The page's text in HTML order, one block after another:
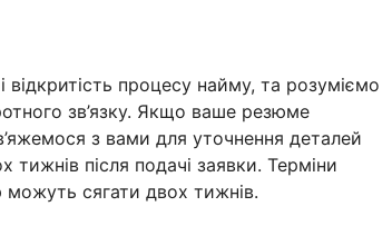
процесу найму, та розуміємо
зв’язку. Якщо ваше резюме
з вами для уточнення деталей
тижнів після подачі заявки. Терміни
можуть сягати двох тижнів.